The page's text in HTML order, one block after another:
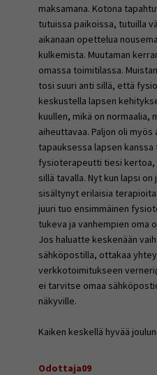
maksamana. Kotona
tutuissa paikoissa, tutuilla
aikanaan opettelua
kulkemista. Muutaman
omassa toimitilassa.
tosi suuri anti sillä, että
keskustella lapsen
kuullen, mikä on normaalia,
aiheuttavaa. Paljon oli
tapauksessa lapsen
fysioterapeutti tiesi kertoa,
sillä tavalla. Nyt kun lapsi
sisältynyt erilaisia
juuri tuo ensimmäinen
tukeva ja vanhempien oma
Jos haluatte keskenään
sähköpostilla, ottakaa
verkkotoimitukseen
ei tarvitse omaa
näkyville.
Kaiken keskellä hyvää
Odottaja09